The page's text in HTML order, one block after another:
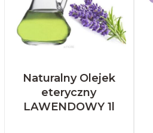
Naturalny Olejek
eteryczny
LAWENDOWY 1l